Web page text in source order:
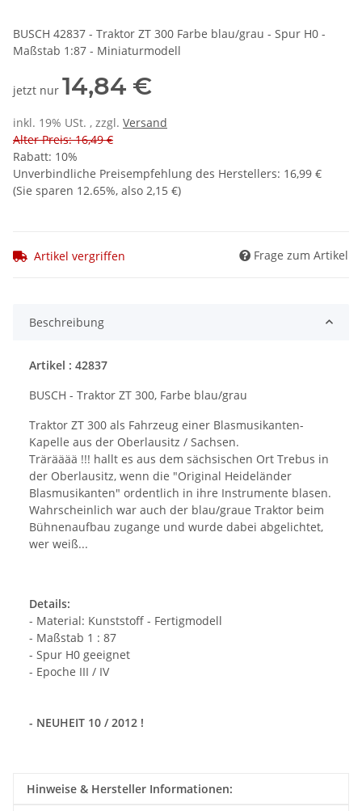
BUSCH 42837 - Traktor ZT 300 Farbe blau/grau - Spur H0 -
Maßstab 1:87 - Miniaturmodell
jetzt nur 14,84 €
inkl. 19% USt. , zzgl. Versand
Alter Preis: 16,49 €
Rabatt: 10%
Unverbindliche Preisempfehlung des Herstellers: 16,99 €
(Sie sparen 12.65%, also 2,15 €)
Artikel vergriffen Frage zum Artikel
Beschreibung
Artikel : 42837
BUSCH - Traktor ZT 300, Farbe blau/grau
Traktor ZT 300 als Fahrzeug einer Blasmusikanten-
Kapelle aus der Oberlausitz / Sachsen.
Trärääää !!! hallt es aus dem sächsischen Ort Trebus in
der Oberlausitz, wenn die "Original Heideländer
Blasmusikanten" ordentlich in ihre Instrumente blasen.
Wahrscheinlich war auch der blau/graue Traktor beim
Bühnenaufbau zugange und wurde dabei abgelichtet,
wer weiß...
Details:
- Material: Kunststoff - Fertigmodell
- Maßstab 1 : 87
- Spur H0 geeignet
- Epoche III / IV
- NEUHEIT 10 / 2012 !
Hinweise & Hersteller Informationen: